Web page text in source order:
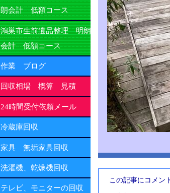
この記事にコメン
朗会計 低額コース
鴻巣市生前遺品整理 明朗
会計 低額コース
作業 ブログ
回収相場 概算 見積
24時間受付依頼メール
冷蔵庫回収
家具 無垢家具回収
洗濯機、乾燥機回収
テレビ、モニターの回収